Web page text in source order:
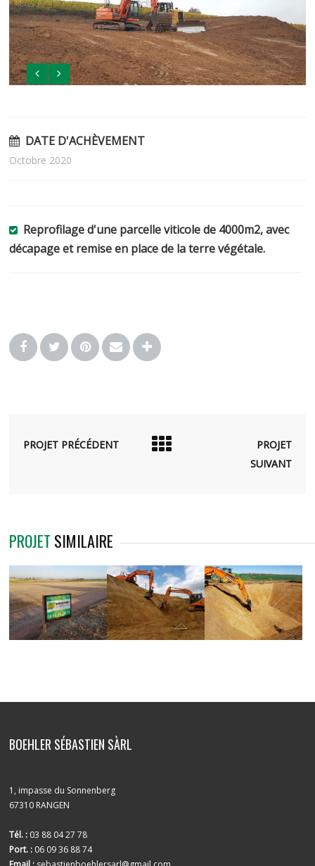
DATE D'ACHÈVEMENT
Octobre 2020
Reprofilage d'une parcelle viticole de 4000m2, avec
décapage et remise en place de la terre végétale.
PROJET PRÉCÉDENT
PROJET
SUIVANT
PROJET SIMILAIRE
BOEHLER SÉBASTIEN SÀRL
1, impasse du Sonnenberg
67310 RANGEN
Tél. : 03 88 04 27 78
Port. : 06 09 36 88 74